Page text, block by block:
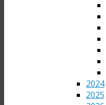
2024
2025